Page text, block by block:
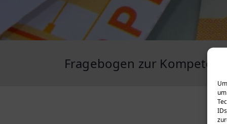
Fragebogen zur